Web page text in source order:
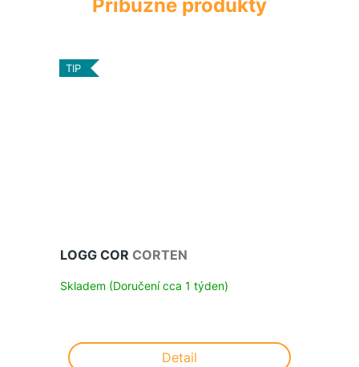
TIP
LOGG COR CORTEN
Skladem (Doručení cca 1 týden)
Detail